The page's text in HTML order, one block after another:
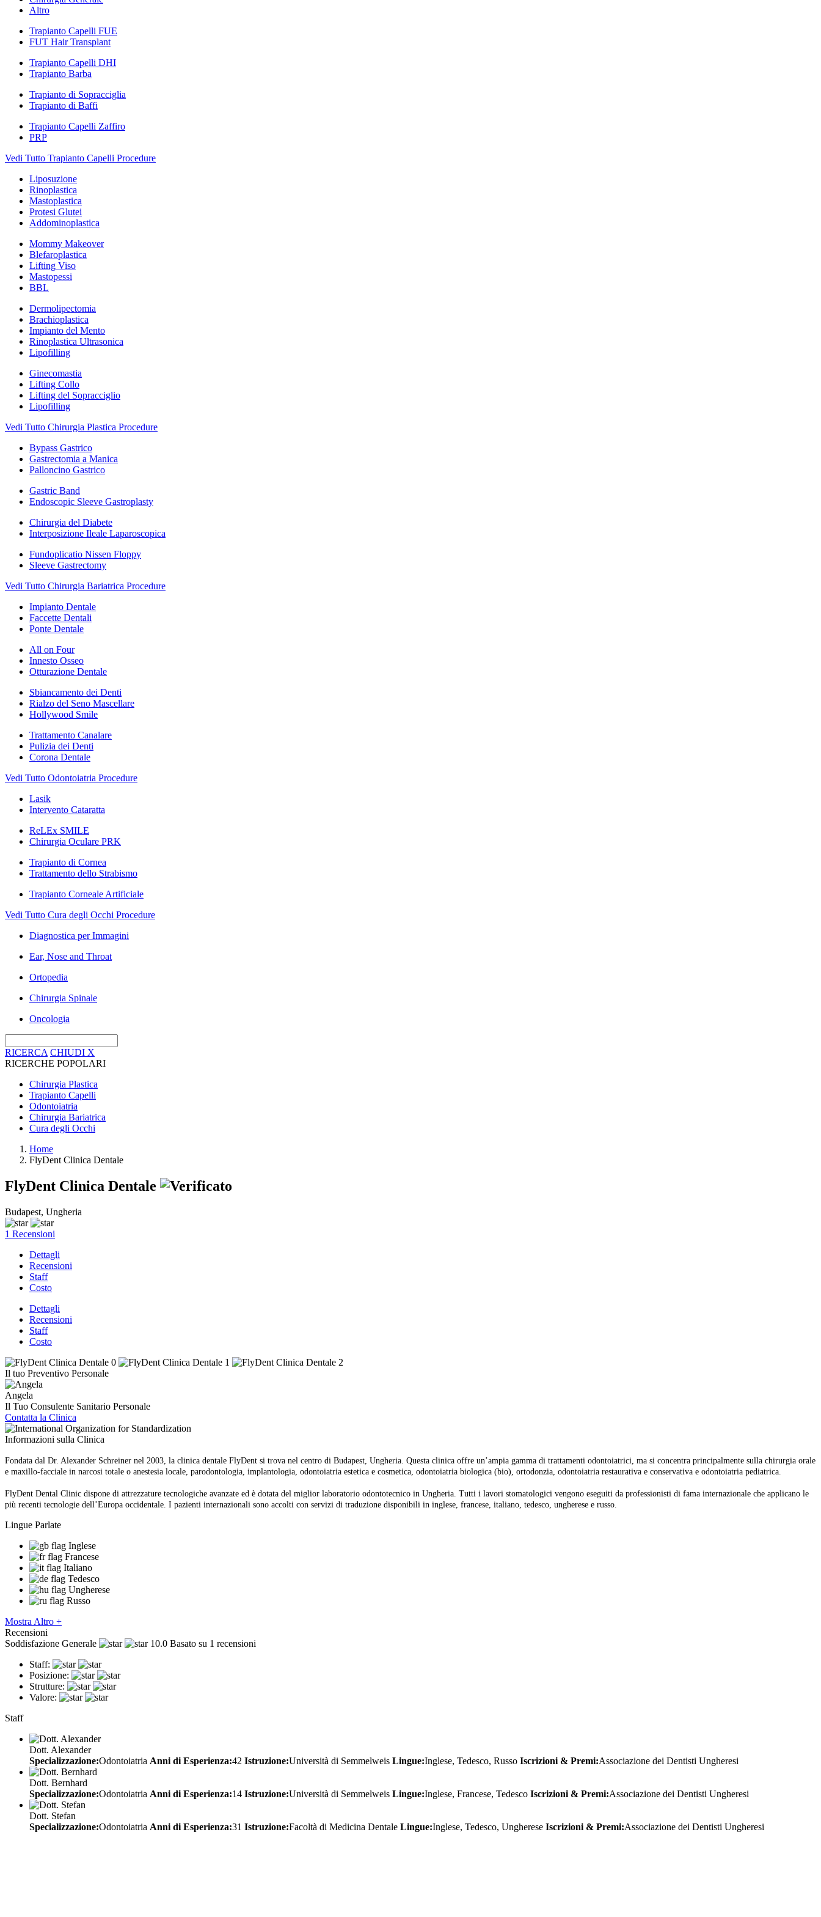
Altro
Trapianto Capelli FUE
FUT Hair Transplant
Trapianto Capelli DHI
Trapianto Barba
Trapianto di Sopracciglia
Trapianto di Baffi
Trapianto Capelli Zaffiro
PRP
Vedi Tutto Trapianto Capelli Procedure
Liposuzione
Rinoplastica
Mastoplastica
Protesi Glutei
Addominoplastica
Mommy Makeover
Blefaroplastica
Lifting Viso
Mastopessi
BBL
Dermolipectomia
Brachioplastica
Impianto del Mento
Rinoplastica Ultrasonica
Lipofilling
Ginecomastia
Lifting Collo
Lifting del Sopracciglio
Lipofilling
Vedi Tutto Chirurgia Plastica Procedure
Bypass Gastrico
Gastrectomia a Manica
Palloncino Gastrico
Gastric Band
Endoscopic Sleeve Gastroplasty
Chirurgia del Diabete
Interposizione Ileale Laparoscopica
Fundoplicatio Nissen Floppy
Sleeve Gastrectomy
Vedi Tutto Chirurgia Bariatrica Procedure
Impianto Dentale
Faccette Dentali
Ponte Dentale
All on Four
Innesto Osseo
Otturazione Dentale
Sbiancamento dei Denti
Rialzo del Seno Mascellare
Hollywood Smile
Trattamento Canalare
Pulizia dei Denti
Corona Dentale
Vedi Tutto Odontoiatria Procedure
Lasik
Intervento Cataratta
ReLEx SMILE
Chirurgia Oculare PRK
Trapianto di Cornea
Trattamento dello Strabismo
Trapianto Corneale Artificiale
Vedi Tutto Cura degli Occhi Procedure
Diagnostica per Immagini
Ear, Nose and Throat
Ortopedia
Chirurgia Spinale
Oncologia
RICERCA CHIUDI X
RICERCHE POPOLARI
Chirurgia Plastica
Trapianto Capelli
Odontoiatria
Chirurgia Bariatrica
Cura degli Occhi
Home
FlyDent Clinica Dentale
FlyDent Clinica Dentale
Budapest, Ungheria
1 Recensioni
Dettagli
Recensioni
Staff
Costo
Dettagli
Recensioni
Staff
Costo
Il tuo Preventivo Personale
Angela
Il Tuo Consulente Sanitario Personale
Contatta la Clinica
Informazioni sulla Clinica
Fondata dal Dr. Alexander Schreiner nel 2003, la clinica dentale FlyDent si trova nel centro di Budapest, Ungheria. Questa clinica offre un’ampia gamma di trattamenti odontoiatrici, ma si concentra principalmente sulla chirurgia orale
e maxillo-facciale in narcosi totale o anestesia locale, parodontologia, implantologia, odontoiatria estetica e cosmetica, odontoiatria biologica (bio), ortodonzia, odontoiatria restaurativa e conservativa e odontoiatria pediatrica.
FlyDent Dental Clinic dispone di attrezzature tecnologiche avanzate ed è dotata del miglior laboratorio odontotecnico in Ungheria. Tutti i lavori stomatologici vengono eseguiti da professionisti di fama internazionale che applicano le
più recenti tecnologie dell’Europa occidentale. I pazienti internazionali sono accolti con servizi di traduzione disponibili in inglese, francese, italiano, tedesco, ungherese e russo.
Lingue Parlate
Inglese
Francese
Italiano
Tedesco
Ungherese
Russo
Mostra Altro +
Recensioni
Soddisfazione Generale
10.0 Basato su 1 recensioni
Staff:
Posizione:
Strutture:
Valore:
Staff
Dott. Alexander
Specializzazione:Odontoiatria Anni di Esperienza:42 Istruzione:Università di Semmelweis Lingue:Inglese, Tedesco, Russo Iscrizioni & Premi:Associazione dei Dentisti Ungheresi
Dott. Bernhard
Specializzazione:Odontoiatria Anni di Esperienza:14 Istruzione:Università di Semmelweis Lingue:Inglese, Francese, Tedesco Iscrizioni & Premi:Associazione dei Dentisti Ungheresi
Dott. Stefan
Specializzazione:Odontoiatria Anni di Esperienza:31 Istruzione:Facoltà di Medicina Dentale Lingue:Inglese, Tedesco, Ungherese Iscrizioni & Premi:Associazione dei Dentisti Ungheresi